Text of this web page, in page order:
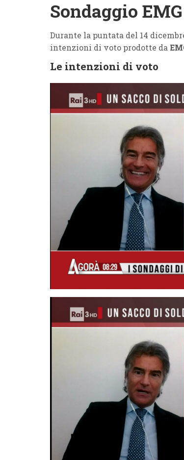
Sondaggio
Durante la puntata del 14
intenzioni di voto prodotte da
Le intenzioni di voto